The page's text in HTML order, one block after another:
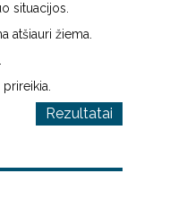
situacijos.
atšiauri žiema.
Rezultatai